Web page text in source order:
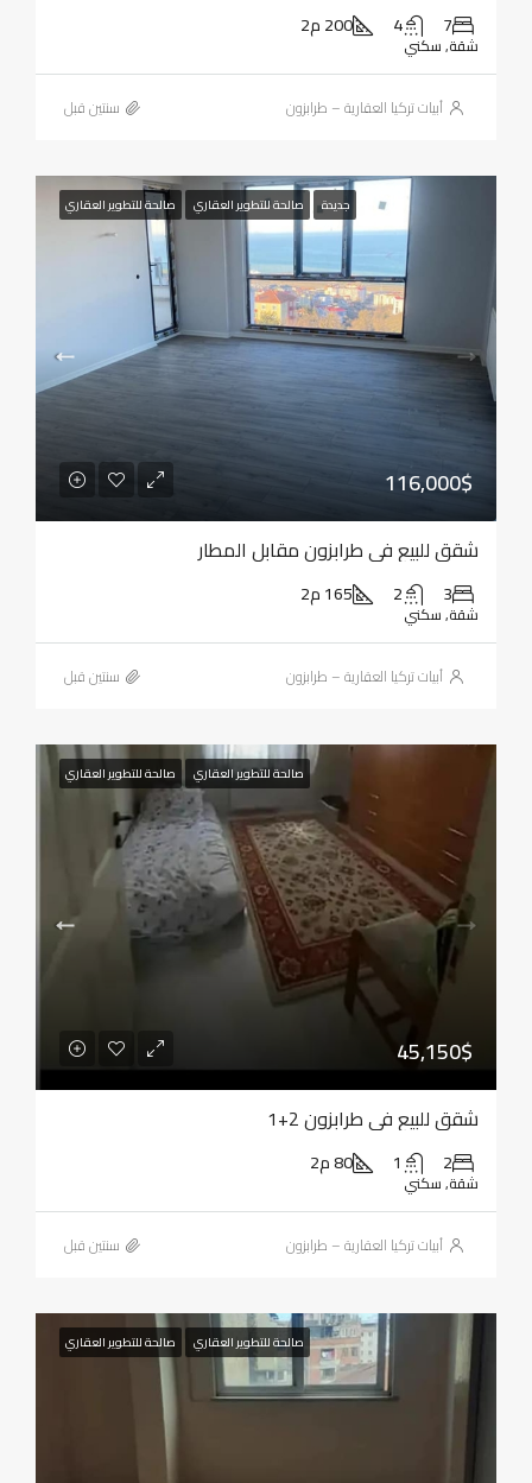
7
4 200 م2
شقة, سكني
أبيات تركيا العقارية – طرابزون ‏سنتين قبل
جديدة صالحة للتطوير العقاري صالحة للتطوير العقاري
116,000$
شقق للبيع في طرابزون مقابل المطار
3
2 165 م2
شقة, سكني
أبيات تركيا العقارية – طرابزون ‏سنتين قبل
صالحة للتطوير العقاري صالحة للتطوير العقاري
45,150$
شقق للبيع في طرابزون 2+1
2
1 80 م2
شقة, سكني
أبيات تركيا العقارية – طرابزون ‏سنتين قبل
صالحة للتطوير العقاري صالحة للتطوير العقاري